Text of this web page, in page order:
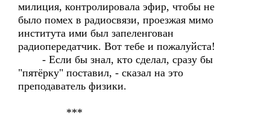
милиция, контролировала эфир, чтобы не
было помех в радиосвязи, проезжая мимо
института ими был запеленгован
радиопередатчик. Вот тебе и пожалуйста!
- Если бы знал, кто сделал, сразу бы
"пятёрку" поставил, - сказал на это
преподаватель физики.
***